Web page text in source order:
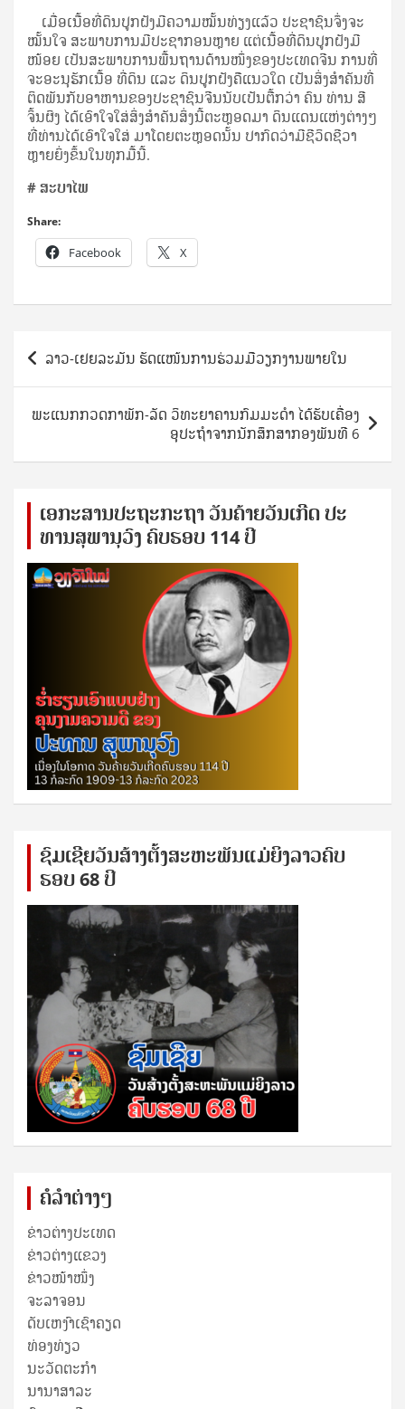
ເມື່ອເນື້ອທີ່ດິນປູກຝັງມີຄວາມໝັ້ນທ່ຽງແລ້ວ ປະຊາຊົນຈຶ່ງຈະ
ໝັ້ນໃຈ ສະພາບການມີປະຊາກອນຫຼາຍ ແຕ່ເນື້ອທີ່ດິນປູກຝັງມີ
ໜ້ອຍ ເປັນສະພາບການພື້ນຖານດ້ານໜຶ່ງຂອງປະເທດຈີນ ການທີ່
ຈະອະນຸຮັກເນື້ອ ທີ່ດິນ ແລະ ດິນປູກຝັງຄືແນວໃດ ເປັນສິ່ງສຳຄັນທີ່
ຕິດພັນກັບອາຫານຂອງປະຊາຊົນຈີນນັບເປັນຕື້ກວ່າ ຄົນ ທ່ານ ສີ
ຈິ້ນຜິງ ໄດ້ເອົາໃຈໃສ່ສິ່ງສຳຄັນສິ່ງນີ້ຕະຫຼອດມາ ດິນແດນແຫ່ງຕ່າງໆ
ທີ່ທ່ານໄດ້ເອົາໃຈໃສ່ ມາໂດຍຕະຫຼອດນັ້ນ ປາກົດວ່າມີຊີວິດຊີວາ
ຫຼາຍຍິ່ງຂຶ້ນໃນທຸກມື້ນີ້.
# ສະບາໄພ
Share:
Facebook X
Post
navigation
​ລາວ-ເຢຍລະມັນ ຮັດແໜ້ນການຮ່ວມມືວຽກງານພາຍໃນ
​ພະແນກກວດກາພັກ-ລັດ ວິທະຍາຄານກົມມະດຳ ໄດ້ຮັບເຄື່ອງ
ອຸປະຖຳຈາກນັກສຶກສາກອງພັນທີ 6
ເອ​ກະ​ສານ​ປະ​ຖະ​ກະ​ຖ​າ ວັນ​ຄ້າຍ​ວັນ​ເກີດ ປ​ະ​
ທານ​ສຸ​ພາ​ນຸ​ວົງ ຄົບ​ຮອບ 114 ປີ
ຊົ​ມ​ເຊີຍ​ວັນ​ສ້າງ​ຕັ້ງ​ສະ​ຫະ​ພັນ​ແມ່​ຍິງ​​ລາວຄົບ​
ຮອບ 68 ປິ
ຄໍລຳຕ່າງໆ
ຂ່າວຕ່າງປະເທດ
ຂ່າວ​ຕ່າງ​ແຂວງ
ຂ່າວໜ້າໜຶ່ງ
ຈະລາຈອນ
ດັບເຫງົາເຊົາຄຽດ
ທ່ອງທ່ຽວ
ນະວັດຕະກໍາ
ນານາສາລະ